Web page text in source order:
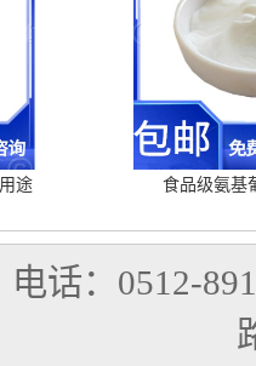
途 食品级氨基
电话：0512-